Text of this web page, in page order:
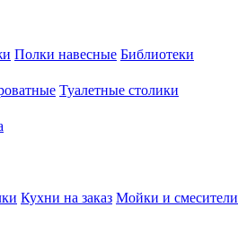
Полки навесные Библиотеки
Туалетные столики
Кухни на заказ Мойки и смесители